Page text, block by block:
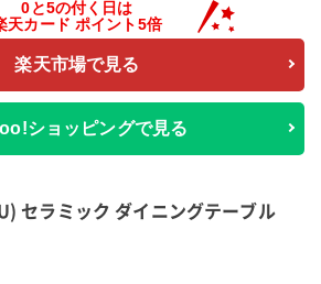
楽天市場で見る
ショッピングで見る
セラミック ダイニングテーブル